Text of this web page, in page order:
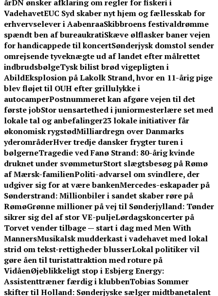
årDN ønsker afklaring om regler for fiskeri i
VadehavetEUC Syd skaber nyt hjem og fællesskab for
erhvervselever i AabenraaSkibbroens festivaldrømme
spændt ben af bureaukratiSkæve ølflasker baner vejen
for handicappede til koncertSønderjysk domstol sender
omrejsende tyveknægte ud af landet efter målrettet
indbrudsbølgeTysk bilist brød vigepligten i
AbildEksplosion på Lakolk Strand, hvor en 11-årig pige
blev fløjet til OUH efter grillulykke i
autocamperPostnummeret kan afgøre vejen til det
første jobStor uensartethed i juniormesterlære set med
lokale tal og anbefalinger23 lokale initiativer får
økonomisk rygstødMilliardregn over Danmarks
yderområderHver tredje dansker frygter turen i
bølgerneTragedie ved Fanø Strand: 80-årig kvinde
druknet under svømmeturStort slægtsbesøg på Rømø
af Mærsk-familienPoliti-advarsel om svindlere, der
udgiver sig for at være bankenMercedes-eskapader på
Sønderstrand: Millionbiler i sandet skaber røre på
RømøGrønne millioner på vej til Sønderjylland: Tønder
sikrer sig del af stor VE-puljeLørdagskoncerter på
Torvet vender tilbage — start i dag med Men With
MannersMusikalsk mudderkast i vadehavet med lokal
strid om tekst-rettigheder blusserLokal politiker vil
gøre åen til turistattraktion med roture på
VidåenØjeblikkeligt stop i Esbjerg Energy:
Assistenttræner færdig i klubbenTobias Sommer
skifter til Holland: Sønderjyske sælger midtbanetalent